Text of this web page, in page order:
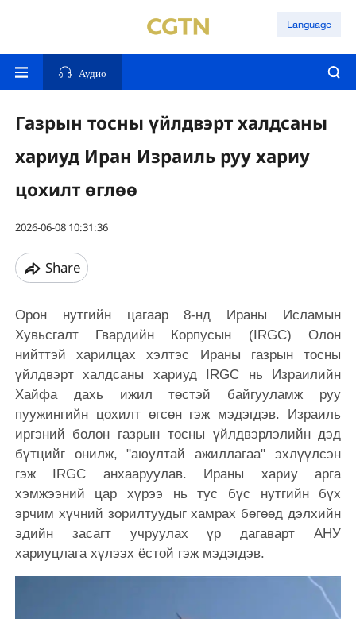
Language
Аудио
Газрын тосны үйлдвэрт халдсаны
хариуд Иран Израиль руу хариу
цохилт өглөө
2026-06-08 10:31:36
Share
Орон нутгийн цагаар 8-нд Ираны Исламын
Хувьсгалт Гвардийн Корпусын (IRGC) Олон
нийттэй харилцах хэлтэс Ираны газрын тосны
үйлдвэрт халдсаны хариуд IRGC нь Израилийн
Хайфа дахь ижил төстэй байгууламж руу
пуужингийн цохилт өгсөн гэж мэдэгдэв. Израиль
иргэний болон газрын тосны үйлдвэрлэлийн дэд
бүтцийг онилж, "аюултай ажиллагаа" эхлүүлсэн
гэж IRGC анхааруулав. Ираны хариу арга
хэмжээний цар хүрээ нь тус бүс нутгийн бүх
эрчим хүчний зорилтуудыг хамрах бөгөөд дэлхийн
эдийн засагт учруулах үр дагаварт АНУ
хариуцлага хүлээх ёстой гэж мэдэгдэв.